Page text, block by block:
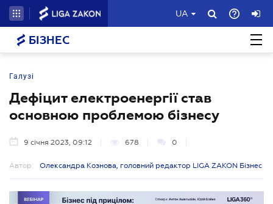
UA
БІЗНЕС
Галузі
Дефіцит електроенергії став
основною проблемою бізнесу
9 січня 2023, 09:12 678 0
Автор: Олександра Кознова, головний редактор LIGA ZAKON Бізнес